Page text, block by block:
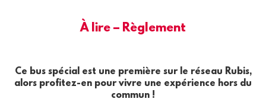
À lire – Règlement
Ce bus spécial est une première sur le réseau Rubis,
alors profitez-en pour vivre une expérience hors du
commun !